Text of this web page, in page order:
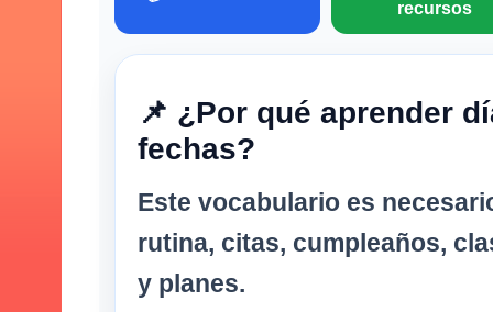
recursos
📌 ¿Por qué aprender
fechas?
Este vocabulario es
rutina, citas, cumpleaños,
y planes.